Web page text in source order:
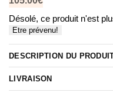
Désolé, ce produit n'est
Etre prévenu!
DESCRIPTION DU
LIVRAISON